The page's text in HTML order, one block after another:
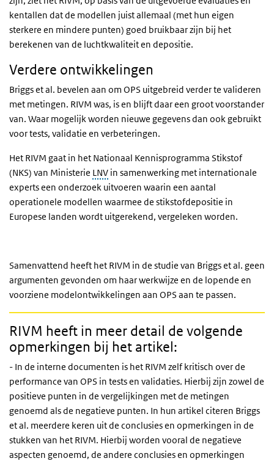
kentallen dat de modellen juist allemaal (met hun eigen
sterkere en mindere punten) goed bruikbaar zijn bij het
berekenen van de luchtkwaliteit en depositie.
Verdere ontwikkelingen
Briggs et al. bevelen aan om OPS uitgebreid verder te valideren
met metingen. RIVM was, is en blijft daar een groot voorstander
van. Waar mogelijk worden nieuwe gegevens dan ook gebruikt
voor tests, validatie en verbeteringen.
Het RIVM gaat in het Nationaal Kennisprogramma Stikstof
(NKS) van Ministerie LNV in samenwerking met internationale
experts een onderzoek uitvoeren waarin een aantal
operationele modellen waarmee de stikstofdepositie in
Europese landen wordt uitgerekend, vergeleken worden.
Samenvattend heeft het RIVM in de studie van Briggs et al. geen
argumenten gevonden om haar werkwijze en de lopende en
voorziene modelontwikkelingen aan OPS aan te passen.
RIVM heeft in meer detail de volgende
opmerkingen bij het artikel:
- In de interne documenten is het RIVM zelf kritisch over de
performance van OPS in tests en validaties. Hierbij zijn zowel de
positieve punten in de vergelijkingen met de metingen
genoemd als de negatieve punten. In hun artikel citeren Briggs
et al. meerdere keren uit de conclusies en opmerkingen in de
stukken van het RIVM. Hierbij worden vooral de negatieve
aspecten genoemd, de andere conclusies en opmerkingen